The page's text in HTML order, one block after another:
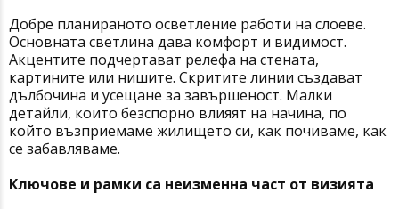
Добре планираното осветление работи на слоеве.
Основната светлина дава комфорт и видимост.
Акцентите подчертават релефа на стената,
картините или нишите. Скритите линии създават
дълбочина и усещане за завършеност. Малки
детайли, които безспорно влияят на начина, по
който възприемаме жилището си, как почиваме, как
се забавляваме.
Ключове и рамки са неизменна част от визията